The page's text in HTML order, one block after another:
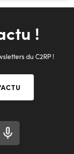
!
du C2RP !